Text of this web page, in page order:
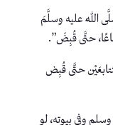
اللهُ عليه وسلَّمَ
حتَّى قُبِضَ”.
حتَّى قُبِض
وفي بيوته، لو